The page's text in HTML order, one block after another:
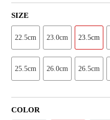
SIZE
22.5cm 23.0cm 23.5cm
25.5cm 26.0cm 26.5cm
COLOR